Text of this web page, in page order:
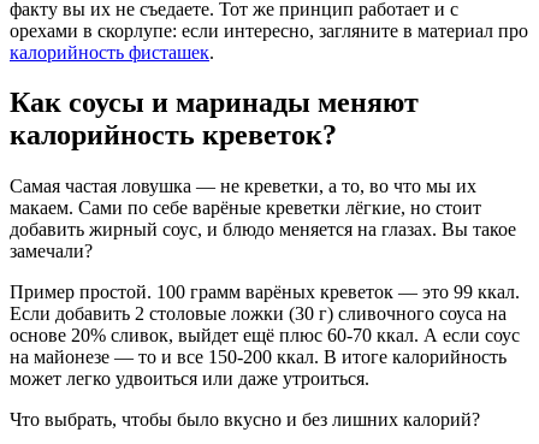
факту вы их не съедаете. Тот же принцип работает и с
орехами в скорлупе: если интересно, загляните в материал про
калорийность фисташек.
Как соусы и маринады меняют
калорийность креветок?
Самая частая ловушка — не креветки, а то, во что мы их
макаем. Сами по себе варёные креветки лёгкие, но стоит
добавить жирный соус, и блюдо меняется на глазах. Вы такое
замечали?
Пример простой. 100 грамм варёных креветок — это 99 ккал.
Если добавить 2 столовые ложки (30 г) сливочного соуса на
основе 20% сливок, выйдет ещё плюс 60-70 ккал. А если соус
на майонезе — то и все 150-200 ккал. В итоге калорийность
может легко удвоиться или даже утроиться.
Что выбрать, чтобы было вкусно и без лишних калорий?